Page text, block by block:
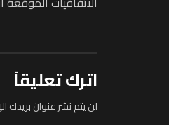
اترك تعليقاً
لن يتم نشر عنوان بريدك